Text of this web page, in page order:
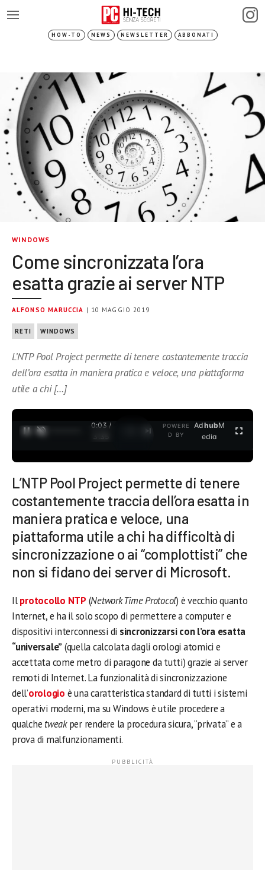
HOW-TO NEWS NEWSLETTER ABBONATI
WINDOWS
Come sincronizzata l’ora
esatta grazie ai server NTP
ALFONSO MARUCCIA | 10 MAGGIO 2019
RETI WINDOWS
L’NTP Pool Project permette di tenere costantemente traccia
dell’ora esatta in maniera pratica e veloce, una piattaforma
utile a chi […]
0:04 /
3:35
POWERE
D BY
AdhubM
edia
L’NTP Pool Project permette di tenere
costantemente traccia dell’ora esatta in
maniera pratica e veloce, una
piattaforma utile a chi ha difficoltà di
sincronizzazione o ai “complottisti” che
non si fidano dei server di Microsoft.
Ilprotocollo NTP (Network Time Protocol) è vecchio quanto
Internet, e ha il solo scopo di permettere a computer e
dispositivi interconnessi di sincronizzarsi con l’ora esatta
“universale”(quella calcolata dagli orologi atomici e
accettata come metro di paragone da tutti) grazie ai server
remoti di Internet. La funzionalità di sincronizzazione
dell’orologio è una caratteristica standard di tutti i sistemi
operativi moderni, ma su Windows è utile procedere a
qualche tweakper rendere la procedura sicura, “privata” e a
prova di malfunzionamenti.